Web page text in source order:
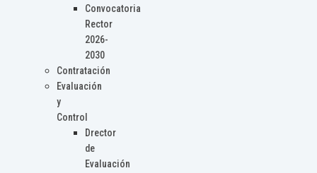
Convocatoria
Rector
2026-
2030
Contratación
Evaluación
y
Control
Drector
de
Evaluación